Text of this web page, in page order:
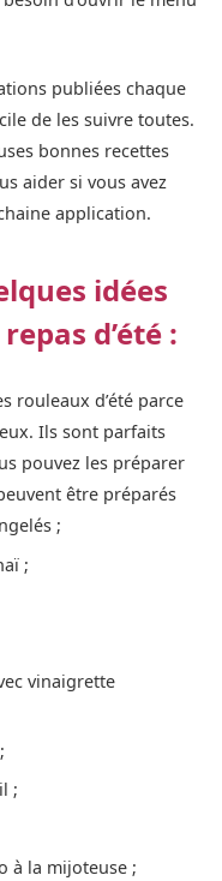
publiées chaque
de les suivre toutes.
bonnes recettes
aider si vous avez
application.
idées
d’été :
rouleaux d’été parce
Ils sont parfaits
pouvez les préparer
être préparés
;
;
vinaigrette
;
à la mijoteuse ;